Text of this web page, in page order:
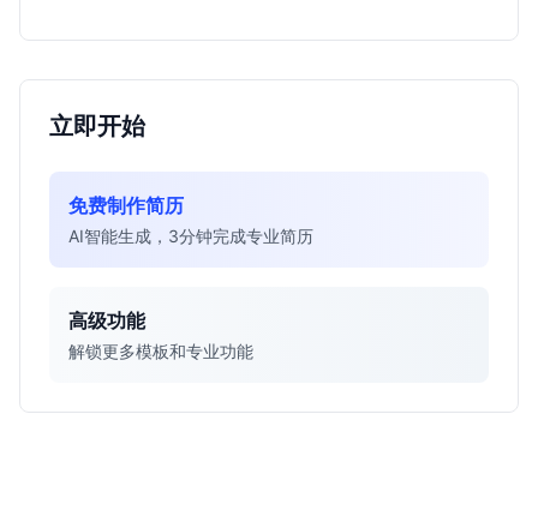
立即开始
免费制作简历
AI智能生成，3分钟完成专业简历
高级功能
解锁更多模板和专业功能